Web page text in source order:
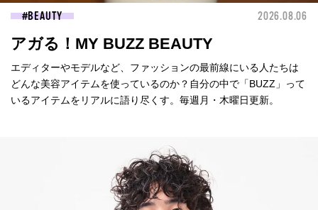
BEAUTY 2026.08.06
アガる！MY BUZZ BEAUTY
エディターやモデルなど、ファッションの最前線にいる人たちは
どんな美容アイテムを使っているのか？自分の中で「BUZZ」って
いるアイテムをリアルに語り尽くす。毎週月・木曜日更新。